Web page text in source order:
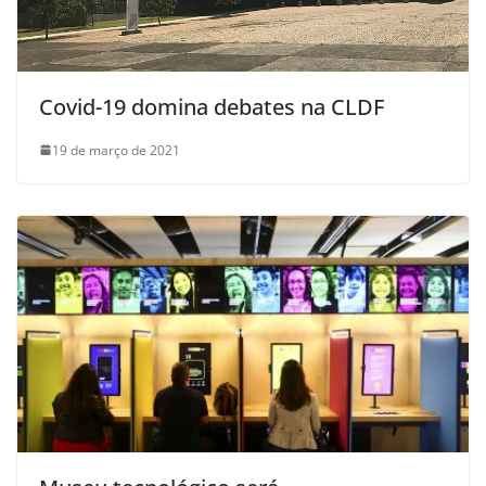
Covid-19 domina debates na CLDF
19 de março de 2021